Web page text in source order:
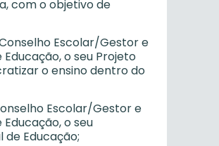
com o objetivo de
Escolar/Gestor e
o seu Projeto
o ensino dentro do
Escolar/Gestor e
o seu
Educação;